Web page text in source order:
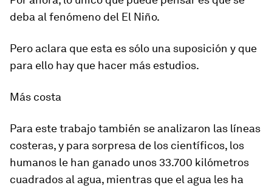
deba al fenómeno del El Niño.
Pero aclara que esta es sólo una suposición y que
para ello hay que hacer más estudios.
Más costa
Para este trabajo también se analizaron las líneas
costeras, y para sorpresa de los científicos, los
humanos le han ganado unos 33.700 kilómetros
cuadrados al agua, mientras que el agua les ha